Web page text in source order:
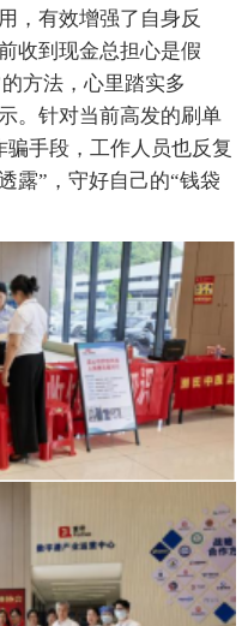
，有效增强了自身反
收到现金总担心是假
方法，心里踏实多
。针对当前高发的刷单
手段，工作人员也反复
露”，守好自己的“钱袋